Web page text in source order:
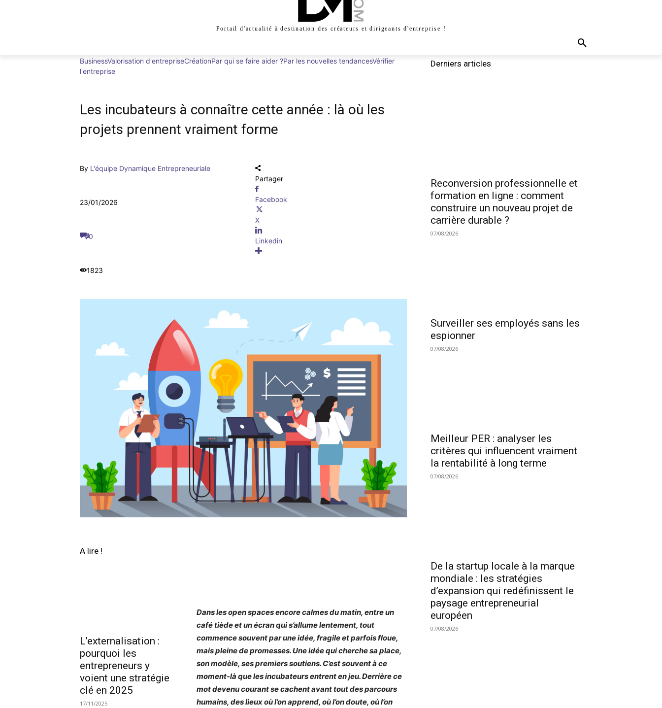
Portail d'actualité à destination des créateurs et dirigeants d'entreprise !
BusinessValorisation d'entrepriseCréationPar qui se faire aider ?Par les nouvelles tendancesVérifier
l'entreprise
Les incubateurs à connaître cette année : là où les
projets prennent vraiment forme
By L'équipe Dynamique Entrepreneuriale
23/01/2026
0
1823
Partager
Facebook
X
Linkedin
A lire !
L’externalisation :
pourquoi les
entrepreneurs y
voient une stratégie
clé en 2025
17/11/2025
Dans les open spaces encore calmes du matin, entre un
café tiède et un écran qui s’allume lentement, tout
commence souvent par une idée, fragile et parfois floue,
mais pleine de promesses. Une idée qui cherche sa place,
son modèle, ses premiers soutiens. C’est souvent à ce
moment-là que les incubateurs entrent en jeu. Derrière ce
mot devenu courant se cachent avant tout des parcours
humains, des lieux où l’on apprend, où l’on doute, où l’on
Derniers articles
Reconversion professionnelle et
formation en ligne : comment
construire un nouveau projet de
carrière durable ?
07/08/2026
Surveiller ses employés sans les
espionner
07/08/2026
Meilleur PER : analyser les
critères qui influencent vraiment
la rentabilité à long terme
07/08/2026
De la startup locale à la marque
mondiale : les stratégies
d’expansion qui redéfinissent le
paysage entrepreneurial
européen
07/08/2026